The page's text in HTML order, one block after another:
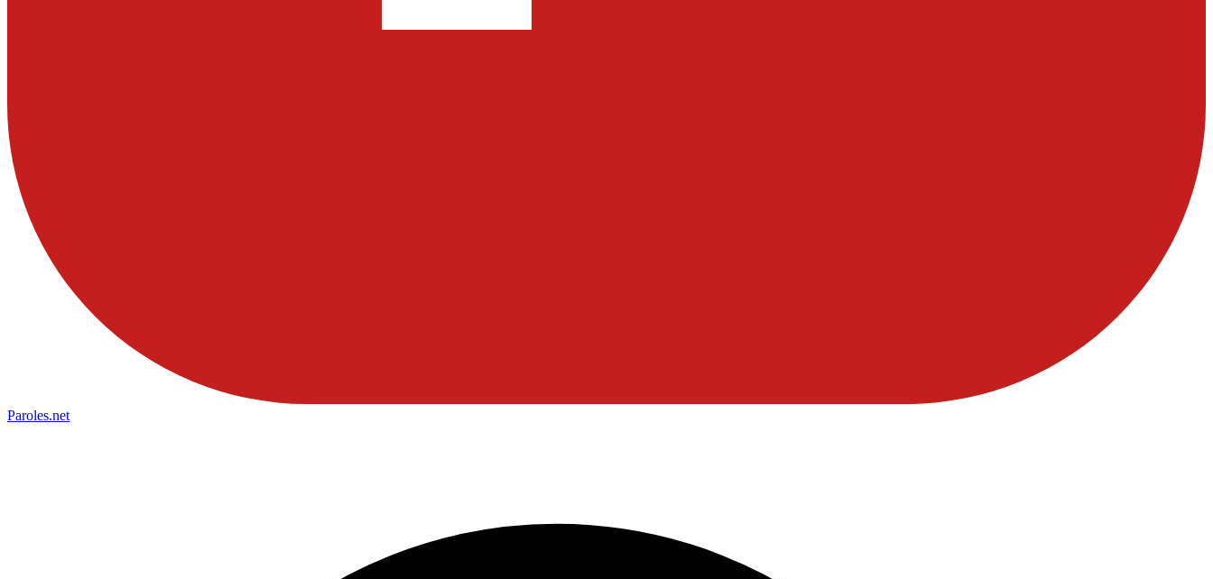
Paroles.net